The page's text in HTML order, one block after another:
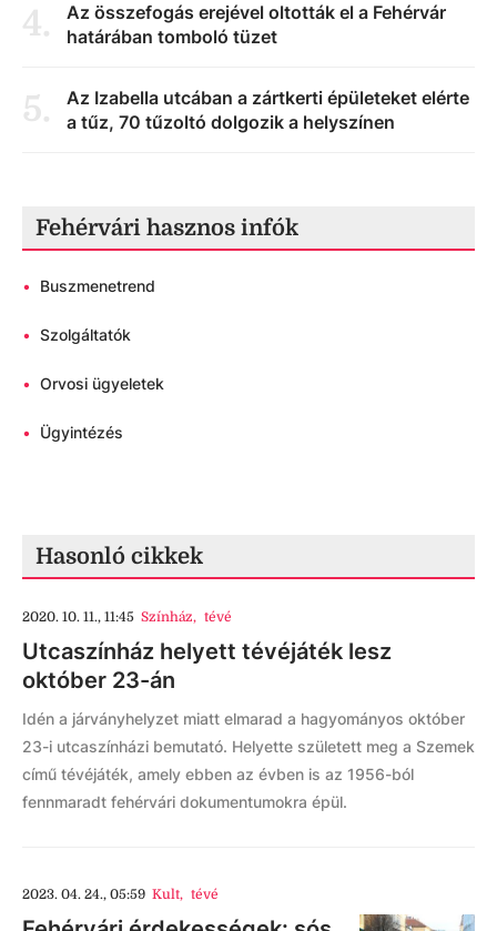
4.
Az összefogás erejével oltották el a Fehérvár
határában tomboló tüzet
5.
Az Izabella utcában a zártkerti épületeket elérte
a tűz, 70 tűzoltó dolgozik a helyszínen
Fehérvári hasznos infók
• Buszmenetrend
• Szolgáltatók
• Orvosi ügyeletek
• Ügyintézés
Hasonló cikkek
2020. 10. 11., 11:45 Színház, tévé
Utcaszínház helyett tévéjáték lesz
október 23-án
Idén a járványhelyzet miatt elmarad a hagyományos október
23-i utcaszínházi bemutató. Helyette született meg a Szemek
című tévéjáték, amely ebben az évben is az 1956-ból
fennmaradt fehérvári dokumentumokra épül.
2023. 04. 24., 05:59 Kult, tévé